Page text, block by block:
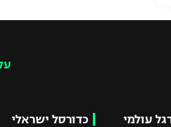
עולמי כדורסל ישראלי